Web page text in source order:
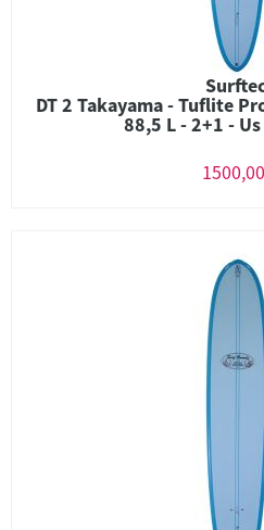
DT 2 Takayama - Tuflite
88,5 L - 2+1 - Us